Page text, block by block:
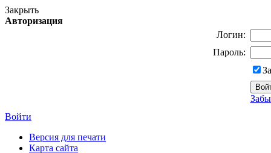
Закрыть
Авторизация
Логин:
Пароль:
Войти
Версия для печати
Карта сайта